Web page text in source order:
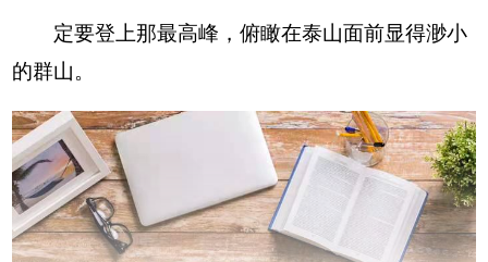
定要登上那最高峰，俯瞰在泰山面前显得渺小
的群山。